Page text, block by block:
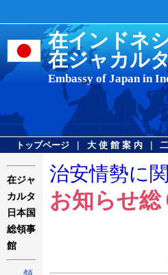
在インドネ
在ジャカル
Embassy of Japan in
トップページ | 大 使 館 案 内 |
在ジャ
カルタ
日本国
総領事
館
治安情勢
お知らせ総